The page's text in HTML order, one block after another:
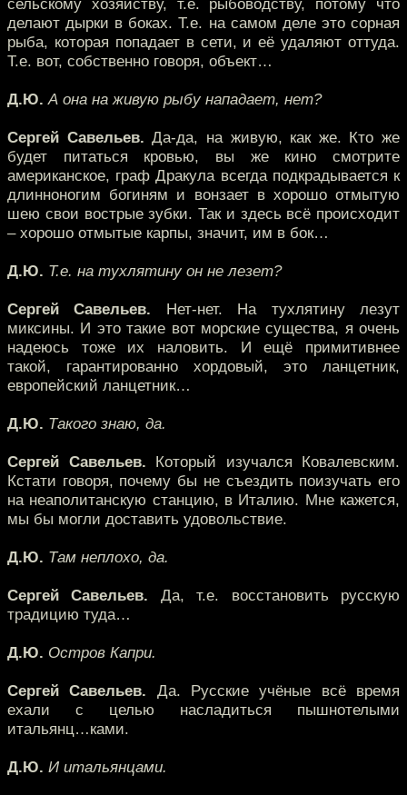
сельскому хозяйству, т.е. рыбоводству, потому что
делают дырки в боках. Т.е. на самом деле это сорная
рыба, которая попадает в сети, и её удаляют оттуда.
Т.е. вот, собственно говоря, объект…
Д.Ю. А она на живую рыбу нападает, нет?
Сергей Савельев. Да-да, на живую, как же. Кто же
будет питаться кровью, вы же кино смотрите
американское, граф Дракула всегда подкрадывается к
длинноногим богиням и вонзает в хорошо отмытую
шею свои вострые зубки. Так и здесь всё происходит
– хорошо отмытые карпы, значит, им в бок…
Д.Ю. Т.е. на тухлятину он не лезет?
Сергей Савельев. Нет-нет. На тухлятину лезут
миксины. И это такие вот морские существа, я очень
надеюсь тоже их наловить. И ещё примитивнее
такой, гарантированно хордовый, это ланцетник,
европейский ланцетник…
Д.Ю. Такого знаю, да.
Сергей Савельев. Который изучался Ковалевским.
Кстати говоря, почему бы не съездить поизучать его
на неаполитанскую станцию, в Италию. Мне кажется,
мы бы могли доставить удовольствие.
Д.Ю. Там неплохо, да.
Сергей Савельев. Да, т.е. восстановить русскую
традицию туда…
Д.Ю. Остров Капри.
Сергей Савельев. Да. Русские учёные всё время
ехали с целью насладиться пышнотелыми
итальянц…ками.
Д.Ю. И итальянцами.